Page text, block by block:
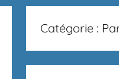
Catégorie :